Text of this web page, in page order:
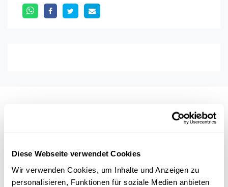
Diese Webseite verwendet Cookies
Wir verwenden Cookies, um Inhalte und Anzeigen zu
personalisieren, Funktionen für soziale Medien anbieten